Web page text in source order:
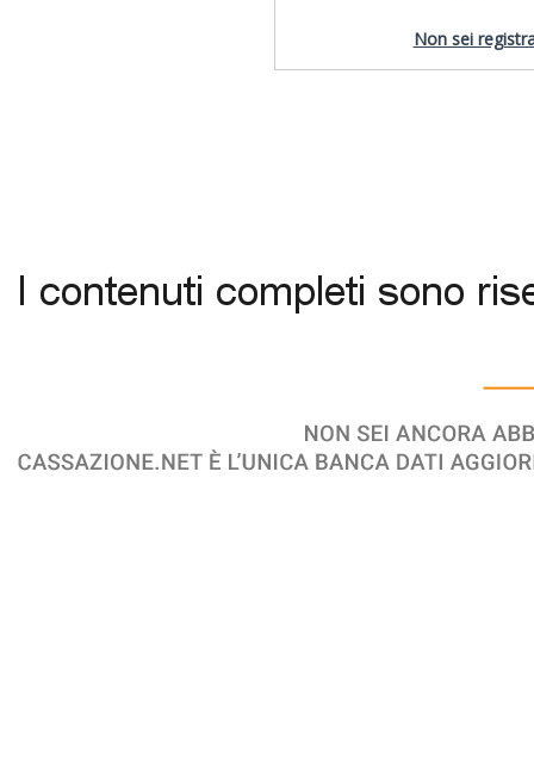
Non sei